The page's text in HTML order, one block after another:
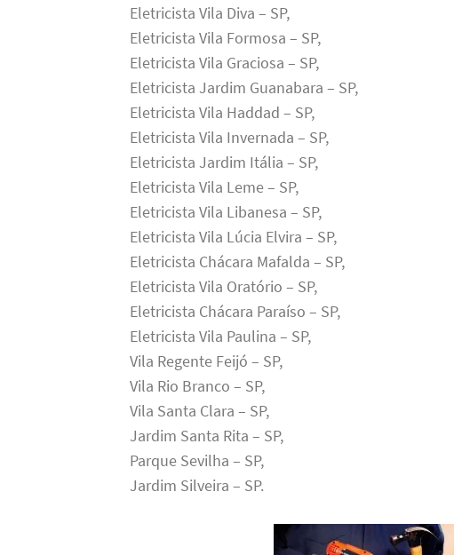
Eletricista Vila Diva – SP,
Eletricista Vila Formosa – SP,
Eletricista Vila Graciosa – SP,
Eletricista Jardim Guanabara – SP,
Eletricista Vila Haddad – SP,
Eletricista Vila Invernada – SP,
Eletricista Jardim Itália – SP,
Eletricista Vila Leme – SP,
Eletricista Vila Libanesa – SP,
Eletricista Vila Lúcia Elvira – SP,
Eletricista Chácara Mafalda – SP,
Eletricista Vila Oratório – SP,
Eletricista Chácara Paraíso – SP,
Eletricista Vila Paulina – SP,
Vila Regente Feijó – SP,
Vila Rio Branco – SP,
Vila Santa Clara – SP,
Jardim Santa Rita – SP,
Parque Sevilha – SP,
Jardim Silveira – SP.